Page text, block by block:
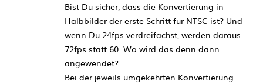
Bist Du sicher, dass die Konvertierung in
Halbbilder der erste Schritt für NTSC ist? Und
wenn Du 24fps verdreifachst, werden daraus
72fps statt 60. Wo wird das denn dann
angewendet?
Bei der jeweils umgekehrten Konvertierung